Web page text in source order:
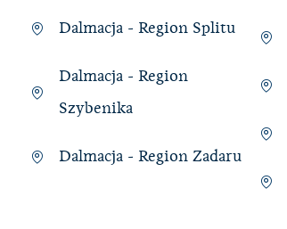
Dalmacja - Region Splitu
Dalmacja - Region
Szybenika
Dalmacja - Region Zadaru